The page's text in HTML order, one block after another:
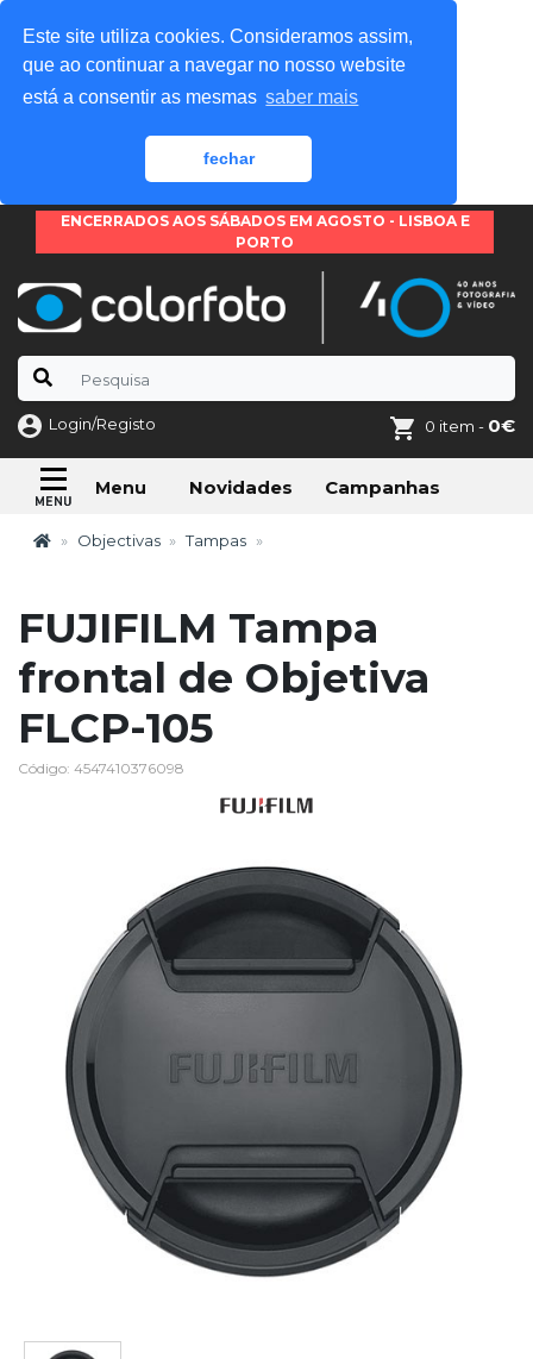
Este site utiliza cookies. Consideramos assim,
que ao continuar a navegar no nosso website
está a consentir as mesmas saber mais
fechar
ENCERRADOS AOS SÁBADOS EM AGOSTO - LISBOA E
PORTO
Login/Registo 0 item - 0€
Menu Novidades Campanhas
Objectivas Tampas
FUJIFILM Tampa
frontal de Objetiva
FLCP-105
Código: 4547410376098